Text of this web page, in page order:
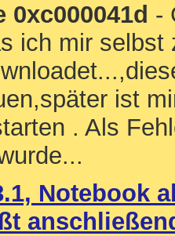
0xc000041d -
ich mir
ist
. Als
Notebook